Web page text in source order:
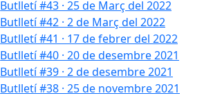
Butlletí #43 · 25 de Març del 2022
Butlletí #42 · 2 de Març del 2022
Butlletí #41 · 17 de febrer del 2022
Butlletí #40 · 20 de desembre 2021
Butlletí #39 · 2 de desembre 2021
Butlletí #38 · 25 de novembre 2021